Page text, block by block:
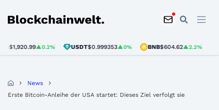
Blockchainwelt
▲0.2% USDT$0.999353▲0% BNB$604.62▲2.2%
News
Erste Bitcoin-Anleihe der USA startet: Dieses Ziel verfolgt sie